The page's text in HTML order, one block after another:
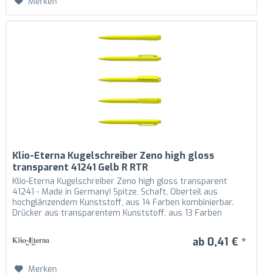
Klio-Eterna Kugelschreiber Zeno high gloss
transparent 41241 Gelb R RTR
Klio-Eterna Kugelschreiber Zeno high gloss transparent
41241 - Made in Germany! Spitze, Schaft, Oberteil aus
hochglänzendem Kunststoff, aus 14 Farben kombinierbar.
Drücker aus transparentem Kunststoff, aus 13 Farben
ab 0,41 € *
Merken